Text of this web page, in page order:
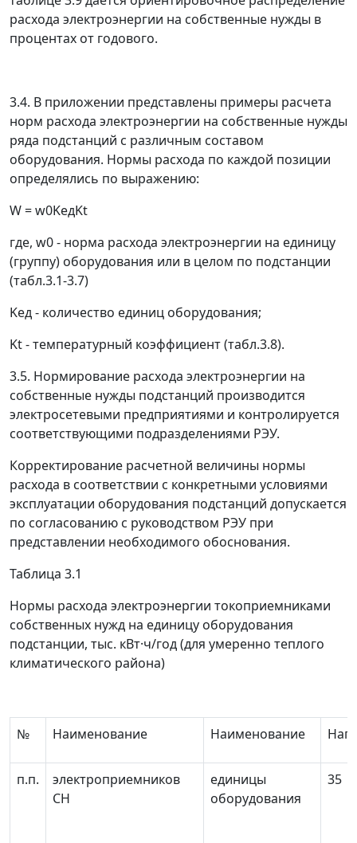
расхода электроэнергии на собственные нужды в
процентах от годового.
3.4. В приложении представлены примеры расчета
норм расхода электроэнергии на собственные нужды
ряда подстанций с различным составом
оборудования. Нормы расхода по каждой позиции
определялись по выражению:
W=w0KедKt
где, w0- норма расхода электроэнергии на единицу
(группу) оборудования или в целом по подстанции
(табл.3.1-3.7)
Kед- количество единиц оборудования;
Kt- температурный коэффициент (табл.3.8).
3.5. Нормирование расхода электроэнергии на
собственные нужды подстанций производится
электросетевыми предприятиями и контролируется
соответствующими подразделениями РЭУ.
Корректирование расчетной величины нормы
расхода в соответствии с конкретными условиями
эксплуатации оборудования подстанций допускается
по согласованию с руководством РЭУ при
представлении необходимого обоснования.
Таблица 3.1
Нормы расхода электроэнергии токоприемниками
собственных нужд на единицу оборудования
подстанции, тыс. кВт·ч/год (для умеренно теплого
климатического района)
№ Наименование Наименование
п.п.
электроприемников
СН
единицы
оборудования
35